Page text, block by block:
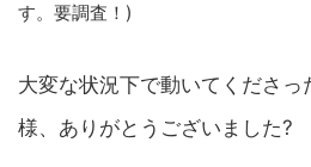
す。要調査！)
大変な状況下で動いてくださっ
様、ありがとうございました?